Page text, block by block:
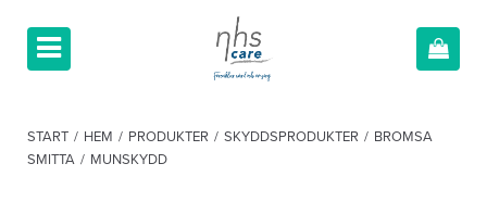
START / HEM / PRODUKTER / SKYDDSPRODUKTER / BROMSA
SMITTA / MUNSKYDD